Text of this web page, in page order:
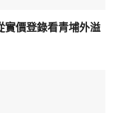
實價登錄看青埔外溢